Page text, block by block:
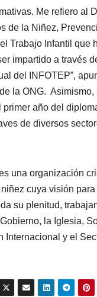
Me refiero al
de la Niñez,
Trabajo Infantil que
impartido a través
del INFOTEP”,
la ONG. Asimismo,
primer año del
de diversos
una organización
cuya visión
su plenitud,
la Iglesia,
Internacional y el